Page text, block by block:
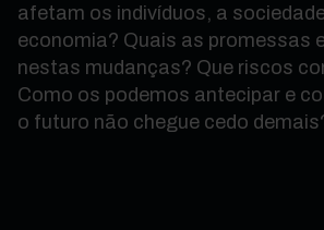
afetam os indivíduos, a
economia? Quais as promessas
nestas mudanças? Que riscos
Como os podemos antecipar e
o futuro não chegue cedo